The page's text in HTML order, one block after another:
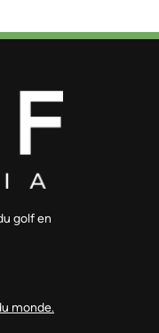
golf en
monde.